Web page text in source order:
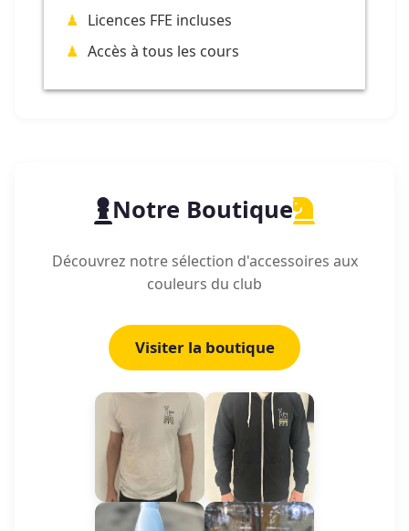
Licences FFE incluses
Accès à tous les cours
Notre Boutique
Découvrez notre sélection d'accessoires aux
couleurs du club
Visiter la boutique